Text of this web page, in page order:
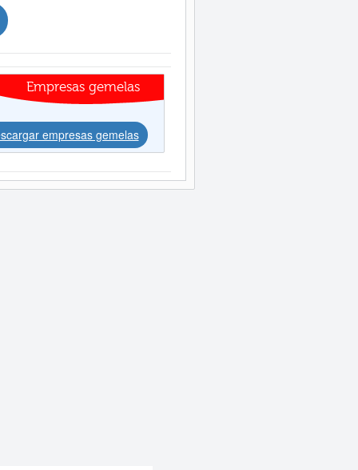
Empresas gemelas
empresas gemelas